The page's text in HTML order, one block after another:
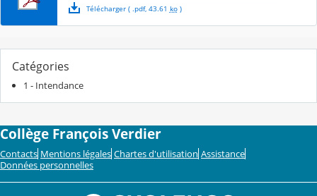
Télécharger( .pdf, 43.61 ko)
Catégories
1 - Intendance
Collège François Verdier
Contacts Mentions légales Chartes d'utilisation Assistance
Données personnelles